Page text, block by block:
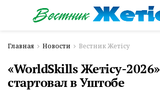
Главная Новости Вестник Жетісу
«WorldSkills Жетісу-2026»
стартовал в Уштобе